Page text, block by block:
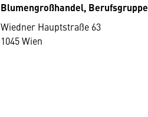
Blumengroßhandel, Berufsgruppe
Wiedner Hauptstraße 63
1045 Wien